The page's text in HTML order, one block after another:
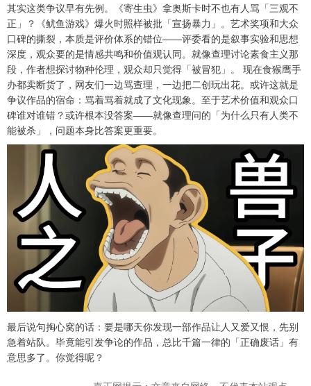
其实这类争议早有先例。《寄生虫》拿奥斯卡时不也有人骂「三观不
正」？《鱿鱼游戏》爆火时照样被批「宣扬暴力」。艺术奖项和大众
口碑的撕裂，本质是评价体系的错位——评委看的是叙事实验和思想
深度，观众要的是情感共鸣和价值观认同。就像查理讨论素食主义那
段，作者想探讨物种伦理，观众却只觉得「被冒犯」。 现在食猴鹰手
办都卖断货了，网友们一边骂查理，一边把二创玩出花。或许这就是
争议作品的宿命：骂着骂着就成了文化现象。至于艺术价值和观众口
碑谁对谁错？或许根本没答案——就像查理问的「为什么只有人类不
能被杀」，问题本身比答案更重要。
最后说句掏心窝的话：要是哪天你发现一部作品让人又爱又恨，先别
急着站队。毕竟能引发争论的作品，总比千篇一律的「正确废话」有
意思多了。你觉得呢？